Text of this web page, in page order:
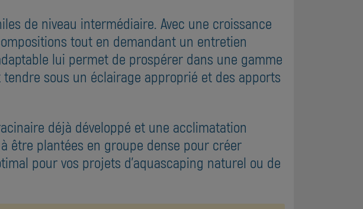
de niveau intermédiaire. Avec une croissance
tout en demandant un entretien
lui permet de prospérer dans une gamme
sous un éclairage approprié et des apports
déjà développé et une acclimatation
être plantées en groupe dense pour créer
pour vos projets d'aquascaping naturel ou de